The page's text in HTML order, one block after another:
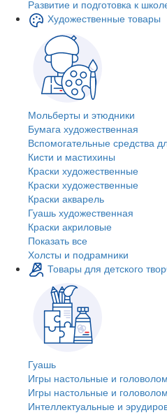
Развитие и подготовка к
Художественные товары
Мольберты и этюдники
Бумага художественная
Вспомогательные средства
Кисти и мастихины
Краски художественные
Краски художественные
Краски акварель
Гуашь художественная
Краски акриловые
Показать все
Холсты и подрамники
Товары для детского
Гуашь
Игры настольные и
Игры настольные и
Интеллектуальные и